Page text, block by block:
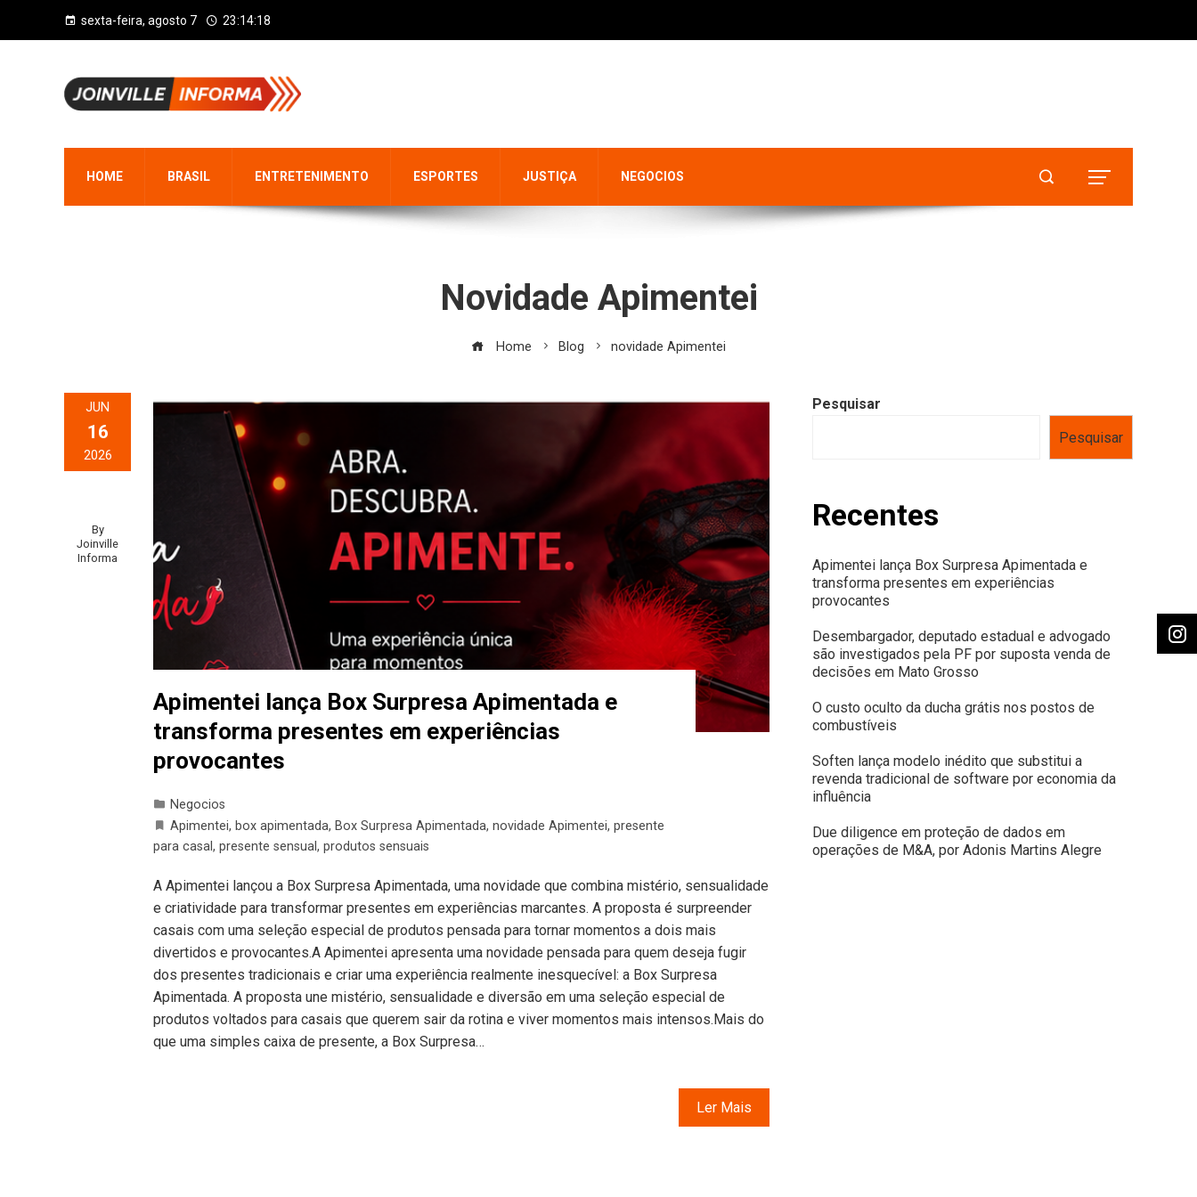
sexta-feira, agosto 7 23:14:18
HOME BRASIL ENTRETENIMENTO ESPORTES JUSTIÇA NEGOCIOS
Novidade Apimentei
Home Blog novidade Apimentei
JUN
16
2026
By
Joinville
Informa
Apimentei lança Box Surpresa Apimentada e
transforma presentes em experiências
provocantes
Negocios
Apimentei, box apimentada, Box Surpresa Apimentada, novidade Apimentei, presente
para casal, presente sensual, produtos sensuais
A Apimentei lançou a Box Surpresa Apimentada, uma novidade que combina mistério, sensualidade
e criatividade para transformar presentes em experiências marcantes. A proposta é surpreender
casais com uma seleção especial de produtos pensada para tornar momentos a dois mais
divertidos e provocantes.A Apimentei apresenta uma novidade pensada para quem deseja fugir
dos presentes tradicionais e criar uma experiência realmente inesquecível: a Box Surpresa
Apimentada. A proposta une mistério, sensualidade e diversão em uma seleção especial de
produtos voltados para casais que querem sair da rotina e viver momentos mais intensos.Mais do
que uma simples caixa de presente, a Box Surpresa…
Ler Mais
Pesquisar
Pesquisar
Recentes
Apimentei lança Box Surpresa Apimentada e
transforma presentes em experiências
provocantes
Desembargador, deputado estadual e advogado
são investigados pela PF por suposta venda de
decisões em Mato Grosso
O custo oculto da ducha grátis nos postos de
combustíveis
Soften lança modelo inédito que substitui a
revenda tradicional de software por economia da
influência
Due diligence em proteção de dados em
operações de M&A, por Adonis Martins Alegre